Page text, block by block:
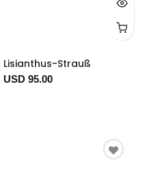
Lisianthus-Strauß
USD 95.00